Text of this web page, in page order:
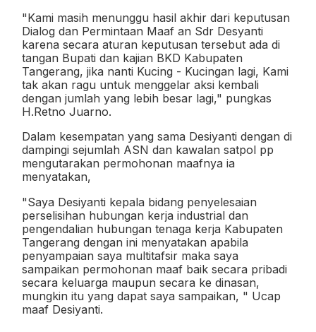
"Kami masih menunggu hasil akhir dari keputusan
Dialog dan Permintaan Maaf an Sdr Desyanti
karena secara aturan keputusan tersebut ada di
tangan Bupati dan kajian BKD Kabupaten
Tangerang, jika nanti Kucing - Kucingan lagi, Kami
tak akan ragu untuk menggelar aksi kembali
dengan jumlah yang lebih besar lagi," pungkas
H.Retno Juarno.
Dalam kesempatan yang sama Desiyanti dengan di
dampingi sejumlah ASN dan kawalan satpol pp
mengutarakan permohonan maafnya ia
menyatakan,
"Saya Desiyanti kepala bidang penyelesaian
perselisihan hubungan kerja industrial dan
pengendalian hubungan tenaga kerja Kabupaten
Tangerang dengan ini menyatakan apabila
penyampaian saya multitafsir maka saya
sampaikan permohonan maaf baik secara pribadi
secara keluarga maupun secara ke dinasan,
mungkin itu yang dapat saya sampaikan, " Ucap
maaf Desiyanti.